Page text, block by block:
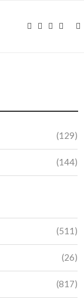
(129)
(144)
(511)
(26)
(817)